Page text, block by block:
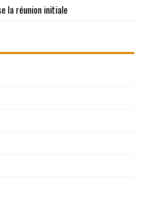
la réunion initiale